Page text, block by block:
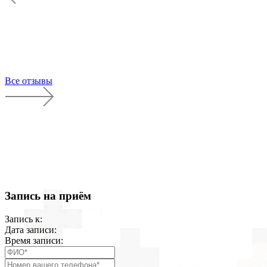
Все отзывы
Запись на приём
Запись к:
Дата записи:
Время записи: